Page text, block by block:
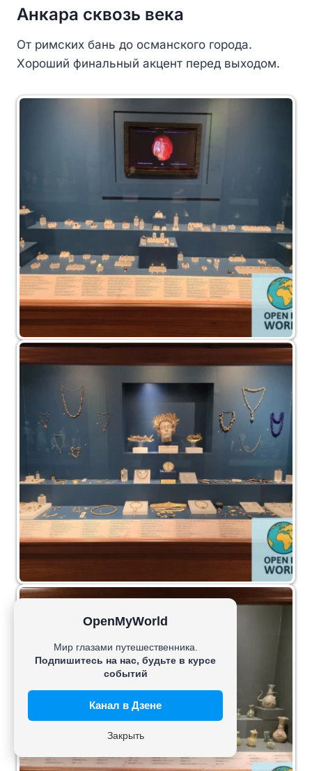
Анкара сквозь века
От римских бань до османского города.
Хороший финальный акцент перед выходом.
OpenMyWorld
Мир глазами путешественника.
Подпишитесь на нас, будьте в курсе
событий
Канал в Дзене
Закрыть